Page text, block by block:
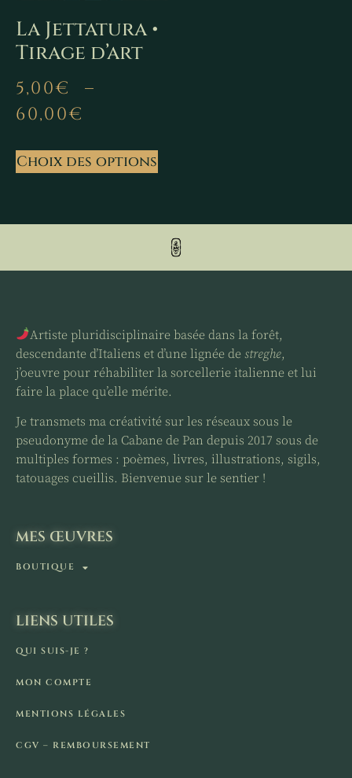
La Jettatura •
Tirage d’art
5,00€
–
60,00€
Choix des options
Artiste pluridisciplinaire basée dans la forêt,
descendante d’Italiens et d’une lignée de streghe,
j’oeuvre pour réhabiliter la sorcellerie italienne et lui
faire la place qu’elle mérite.
Je transmets ma créativité sur les réseaux sous le
pseudonyme de la Cabane de Pan depuis 2017 sous de
multiples formes : poèmes, livres, illustrations, sigils,
tatouages cueillis. Bienvenue sur le sentier !
MES ŒUVRES
BOUTIQUE
LIENS UTILES
QUI SUIS-JE ?
MON COMPTE
MENTIONS LÉGALES
CGV – REMBOURSEMENT